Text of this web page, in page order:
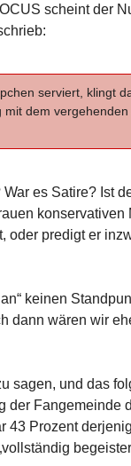
scheint der
serviert, klingt
dem
es Satire? Ist
oder predigt er
keinen
dann wären wir
sagen, und das
der Fangemeinde
43 Prozent